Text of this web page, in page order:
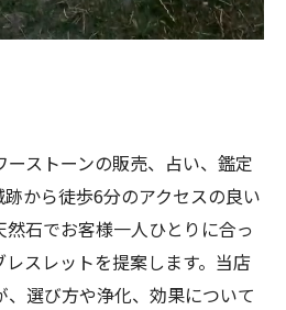
ストーンの販売、占い、鑑定
から徒歩6分のアクセスの良い
石でお客様一人ひとりに合っ
スレットを提案します。当店
選び方や浄化、効果について